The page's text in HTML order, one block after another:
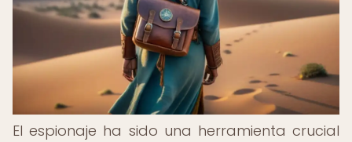
El espionaje ha sido una herramienta crucial